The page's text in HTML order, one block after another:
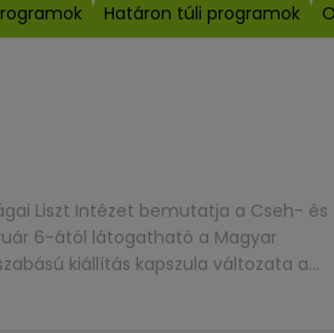
Határon túli programok
Liszt Intézet bemutatja a Cseh- és
6-ától látogatható a Magyar
kiállítás kapszula változata a
mutatja be az esküvői […]